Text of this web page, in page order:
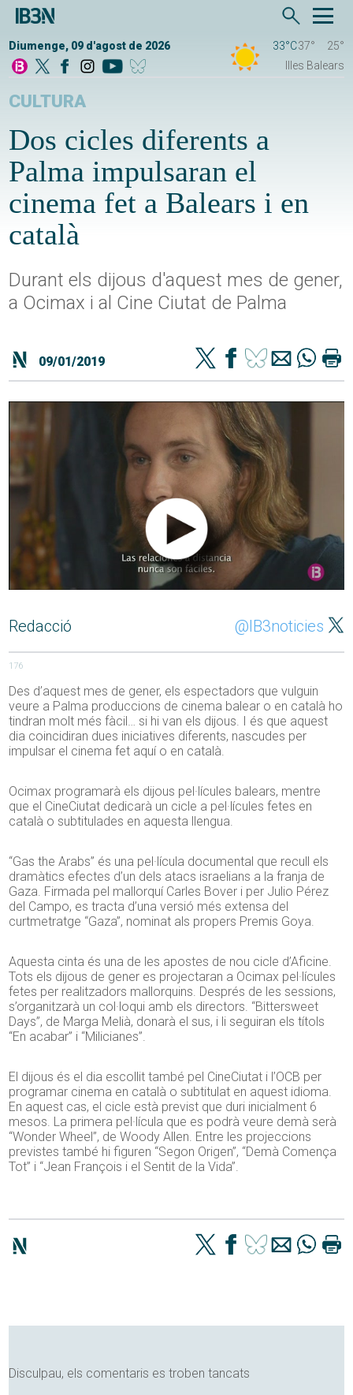
Diumenge, 09 d'agost de 2026 33°C37°
25°
Illes Balears
CULTURA
Dos cicles diferents a
Palma impulsaran el
cinema fet a Balears i en
català
Durant els dijous d'aquest mes de gener,
a Ocimax i al Cine Ciutat de Palma
09/01/2019
Redacció @IB3noticies
176
Des d’aquest mes de gener, els espectadors que vulguin
veure a Palma produccions de cinema balear o en català ho
tindran molt més fàcil… si hi van els dijous. I és que aquest
dia coincidiran dues iniciatives diferents, nascudes per
impulsar el cinema fet aquí o en català.
Ocimax programarà els dijous pel·lícules balears, mentre
que el CineCiutat dedicarà un cicle a pel·lícules fetes en
català o subtitulades en aquesta llengua.
“Gas the Arabs” és una pel·lícula documental que recull els
dramàtics efectes d’un dels atacs israelians a la franja de
Gaza. Firmada pel mallorquí Carles Bover i per Julio Pérez
del Campo, es tracta d’una versió més extensa del
curtmetratge “Gaza”, nominat als propers Premis Goya.
Aquesta cinta és una de les apostes de nou cicle d’Aficine.
Tots els dijous de gener es projectaran a Ocimax pel·lícules
fetes per realitzadors mallorquins. Després de les sessions,
s’organitzarà un col·loqui amb els directors. “Bittersweet
Days”, de Marga Melià, donarà el sus, i li seguiran els títols
“En acabar” i “Milicianes”.
El dijous és el dia escollit també pel CineCiutat i l’OCB per
programar cinema en català o subtitulat en aquest idioma.
En aquest cas, el cicle està previst que duri inicialment 6
mesos. La primera pel·lícula que es podrà veure demà serà
“Wonder Wheel”, de Woody Allen. Entre les projeccions
previstes també hi figuren “Segon Origen”, “Demà Comença
Tot” i “Jean François i el Sentit de la Vida”.
Disculpau, els comentaris es troben tancats